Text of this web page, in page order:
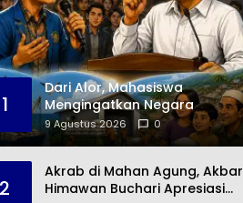
1
Dari Alor, Mahasiswa
Mengingatkan Negara
9 Agustus 2026 0
2
Akrab di Mahan Agung, Akbar
Himawan Buchari Apresiasi